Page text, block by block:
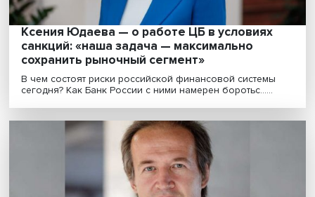
Ксения Юдаева — о работе ЦБ в условиях
санкций: «наша задача — максимально
сохранить рыночный сегмент»